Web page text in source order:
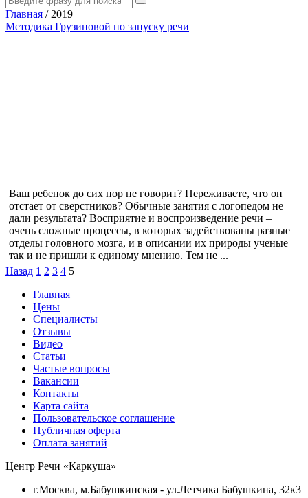
Главная / 2019
Методика Грузиновой по запуску речи
Ваш ребенок до сих пор не говорит? Переживаете, что он
отстает от сверстников? Обычные занятия с логопедом не
дали результата? Восприятие и воспроизведение речи –
очень сложные процессы, в которых задействованы разные
отделы головного мозга, и в описании их природы ученые
так и не пришли к единому мнению. Тем не ...
Назад 1 2 3 4 5
Главная
Цены
Специалисты
Отзывы
Видео
Статьи
Частые вопросы
Вакансии
Контакты
Карта сайта
Пользовательское соглашение
Публичная оферта
Оплата занятий
Центр Речи «Каркуша»
г.Москва, м.Бабушкинская - ул.Летчика Бабушкина, 32к3